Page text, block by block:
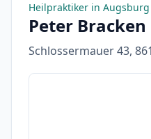
Heilpraktiker in Augsburg
Peter Bracken
Schlossermauer 43,